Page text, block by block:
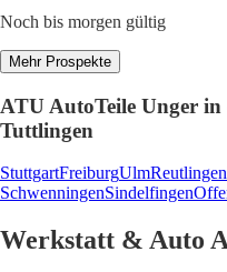
Noch bis morgen gültig
Mehr Prospekte
ATU AutoTeile Unger
Tuttlingen
StuttgartFreiburgUlmReutlingen
SchwenningenSindelfingen
Werkstatt & Auto